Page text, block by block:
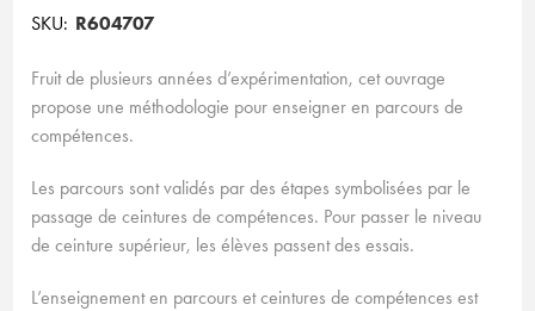
SKU: R604707
Fruit de plusieurs années d’expérimentation, cet ouvrage
propose une méthodologie pour enseigner en parcours de
compétences.
Les parcours sont validés par des étapes symbolisées par le
passage de ceintures de compétences. Pour passer le niveau
de ceinture supérieur, les élèves passent des essais.
L’enseignement en parcours et ceintures de compétences est